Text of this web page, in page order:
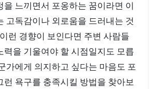
을 느끼면서 포옹하는 꿈이라면 이
고독감이나 외로움을 드러내는 것
런 경향이 보인다면 주변 사람들
력을 기울여야 할 시점일지도 모릅
가에게 의지하고 싶다는 마음도 포
런 욕구를 충족시킬 방법을 찾아보